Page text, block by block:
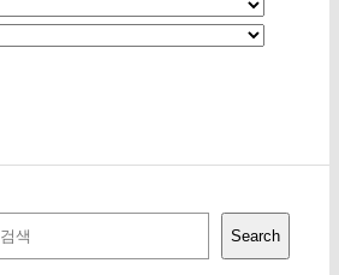
Search